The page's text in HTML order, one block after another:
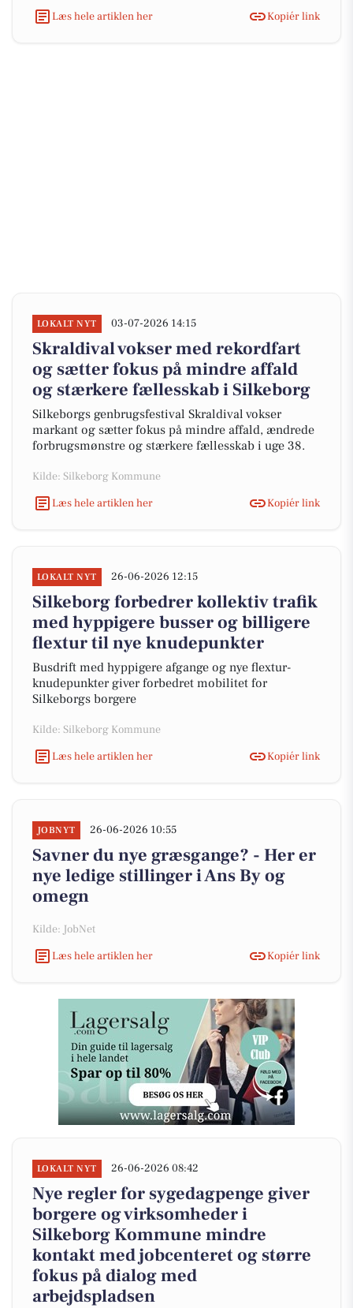
Læs hele artiklen her Kopiér link
LOKALT NYT 03-07-2026 14:15
Skraldival vokser med rekordfart
og sætter fokus på mindre affald
og stærkere fællesskab i Silkeborg
Silkeborgs genbrugsfestival Skraldival vokser
markant og sætter fokus på mindre affald, ændrede
forbrugsmønstre og stærkere fællesskab i uge 38.
Kilde: Silkeborg Kommune
Læs hele artiklen her
Kopiér link
LOKALT NYT 26-06-2026 12:15
Silkeborg forbedrer kollektiv trafik
med hyppigere busser og billigere
flextur til nye knudepunkter
Busdrift med hyppigere afgange og nye flextur-
knudepunkter giver forbedret mobilitet for
Silkeborgs borgere
Kilde: Silkeborg Kommune
Læs hele artiklen her
Kopiér link
JOBNYT 26-06-2026 10:55
Savner du nye græsgange? - Her er
nye ledige stillinger i Ans By og
omegn
Kilde: JobNet
Læs hele artiklen her
Kopiér link
LOKALT NYT 26-06-2026 08:42
Nye regler for sygedagpenge giver
borgere og virksomheder i
Silkeborg Kommune mindre
kontakt med jobcenteret og større
fokus på dialog med
arbejdspladsen